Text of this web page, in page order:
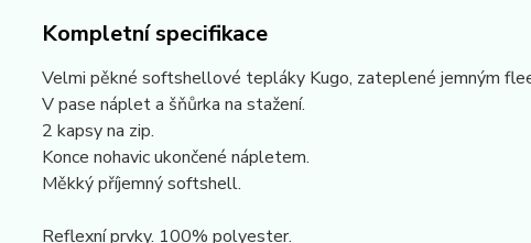
Kompletní specifikace
Velmi pěkné softshellové tepláky Kugo, zateplené jemným
V pase náplet a šňůrka na stažení.
2 kapsy na zip.
Konce nohavic ukončené nápletem.
Měkký příjemný softshell.
Reflexní prvky. 100% polyester.